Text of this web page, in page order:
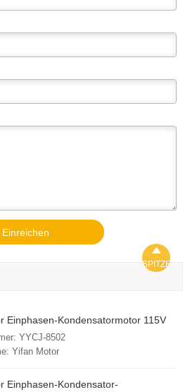
Einreichen
Einphasen-Kondensatormotor 115V
8502, für Leistungsschalter und
YYCJ-8502
Yifan Motor
Einphasen-Kondensator-

SPITZE